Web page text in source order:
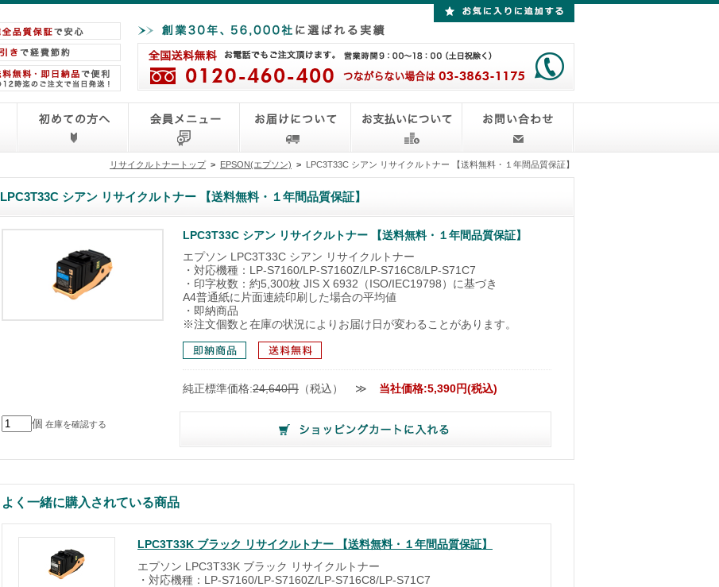
リサイクルトナートップ > EPSON(エプソン) > LPC3T33C シアン リサイクルトナー 【送料無料・１年間品質保証】
LPC3T33C シアン リサイクルトナー 【送料無料・１年間品質保証】
LPC3T33C シアン リサイクルトナー 【送料無料・１年間品質保証】
エプソン LPC3T33C シアン リサイクルトナー
・対応機種：LP-S7160/LP-S7160Z/LP-S716C8/LP-S71C7
・印字枚数：約5,300枚 JIS X 6932（ISO/IEC19798）に基づき
A4普通紙に片面連続印刷した場合の平均値
・即納商品
※注文個数と在庫の状況によりお届け日が変わることがあります。
純正標準価格:24,640円 （税込） ≫ 当社価格:5,390円(税込)
個 在庫を確認する
よく一緒に購入されている商品
LPC3T33K ブラック リサイクルトナー 【送料無料・１年間品質保証】
エプソン LPC3T33K ブラック リサイクルトナー
・対応機種：LP-S7160/LP-S7160Z/LP-S716C8/LP-S71C7